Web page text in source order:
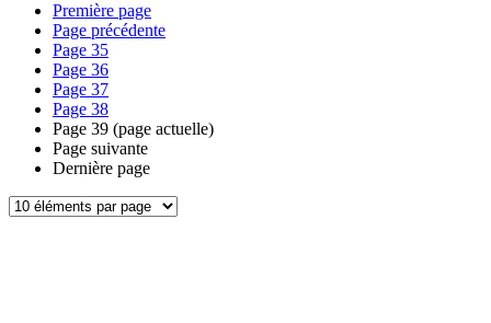
Première page
Page précédente
Page 35
Page 36
Page 37
Page 38
Page 39 (page actuelle)
Page suivante
Dernière page